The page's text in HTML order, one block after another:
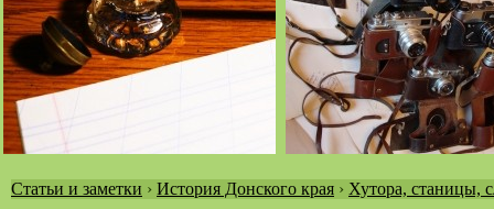
Статьи и заметки › История Донского края › Хутора, станицы,